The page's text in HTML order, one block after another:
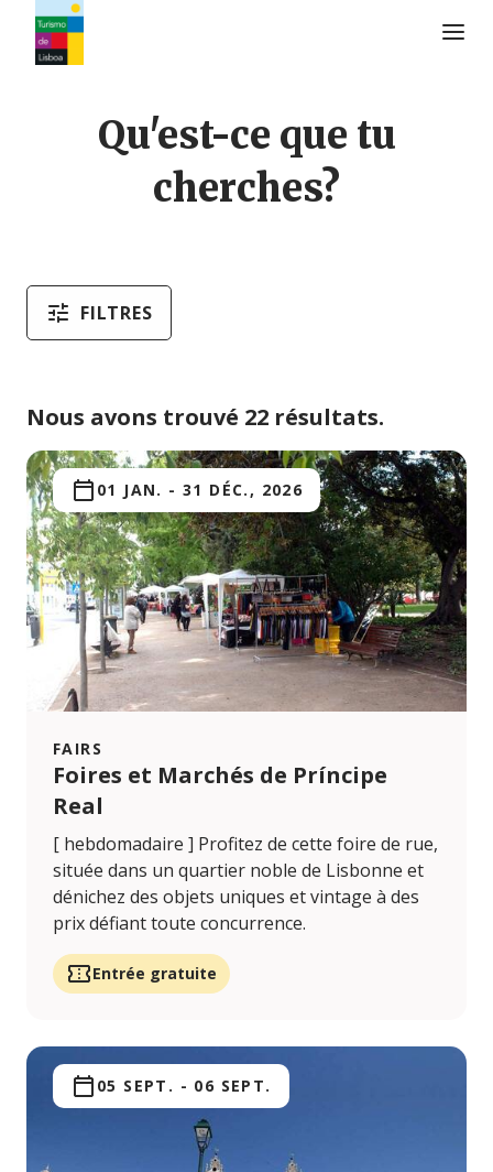
Qu'est-ce que tu
cherches?
FILTRES
Nous avons trouvé 22 résultats.
FAIRS
Foires et Marchés de Príncipe
Real
01 JAN. -31 DÉC., 2026
[ hebdomadaire ] Profitez de cette foire de rue,
située dans un quartier noble de Lisbonne et
dénichez des objets uniques et vintage à des
prix défiant toute concurrence.
Entrée gratuite
05 SEPT. - 06 SEPT.